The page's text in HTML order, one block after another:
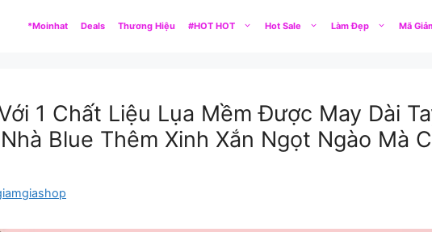
*Moinhat Deals Thương Hiệu #HOT HOT Hot Sale Làm Đẹp Mã
1 Chất Liệu Lụa Mềm Được May Dài
Blue Thêm Xinh Xắn Ngọt Ngào Mà